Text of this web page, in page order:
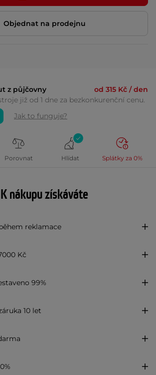
Objednat na prodejnu
od 315 Kč / den
z půjčovny
již od 1 dne za bezkonkurenční cenu.
Jak to funguje?
Porovnat Hlídat Splátky za 0%
K nákupu získáváte
reklamace
Kč
99%
10 let